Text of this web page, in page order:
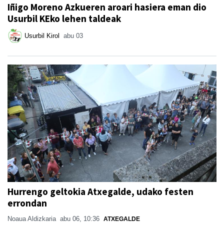
Iñigo Moreno Azkueren aroari hasiera eman dio
Usurbil KEko lehen taldeak
Usurbil Kirol abu 03
Hurrengo geltokia Atxegalde, udako festen
errondan
Noaua Aldizkaria abu 06, 10:36 ATXEGALDE